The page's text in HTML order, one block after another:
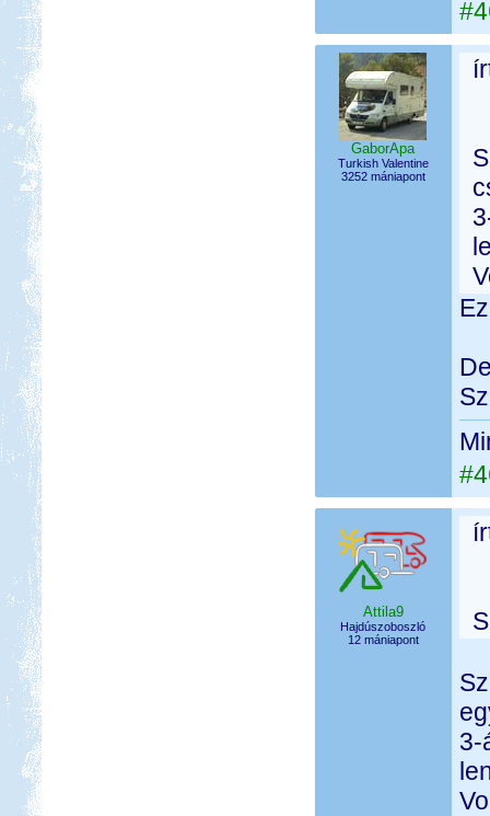
GaborApa
Turkish Valentine
3252 mániapont
Attila9
Hajdúszoboszló
12 mániapont
3-